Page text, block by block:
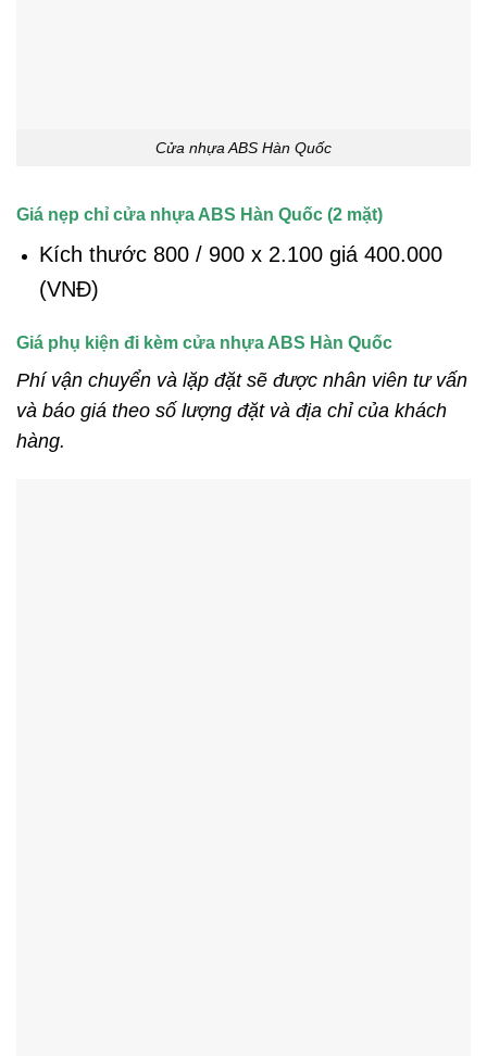
Cửa nhựa ABS Hàn Quốc
Giá nẹp chỉ cửa nhựa ABS Hàn Quốc (2 mặt)
Kích thước 800 / 900 x 2.100 giá 400.000
(VNĐ)
Giá phụ kiện đi kèm cửa nhựa ABS Hàn Quốc
Phí vận chuyển và lặp đặt sẽ được nhân viên tư vấn
và báo giá theo số lượng đặt và địa chỉ của khách
hàng.